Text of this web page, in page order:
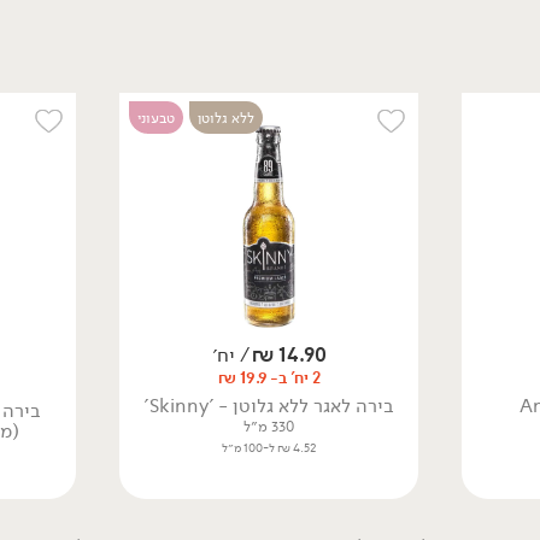
אינדיט
ללא גלוטן טבעוני
14.90
₪/ יח׳
2 יח' ב- 19.9 ₪
בירה לאגר ללא גלוטן - 'Skinny'
330 מ״ל
4.52 ₪ ל-100 מ״ל
(מארז